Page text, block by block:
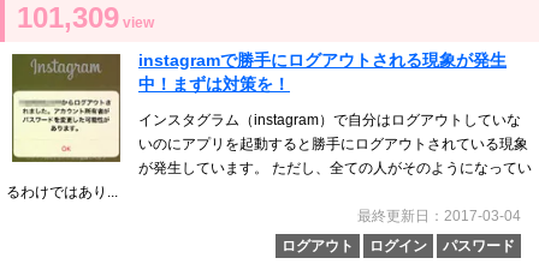
101,309 view
instagramで勝手にログアウトされる現象が発生
中！まずは対策を！
インスタグラム（instagram）で自分はログアウトしていな
いのにアプリを起動すると勝手にログアウトされている現象
が発生しています。 ただし、全ての人がそのようになってい
るわけではあり...
最終更新日：2017-03-04
ログアウト
ログイン パスワード